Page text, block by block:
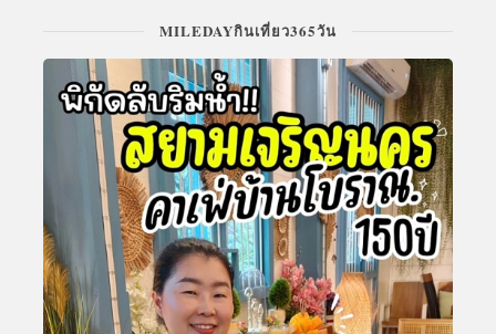
MILEDAYกินเที่ยว365วัน